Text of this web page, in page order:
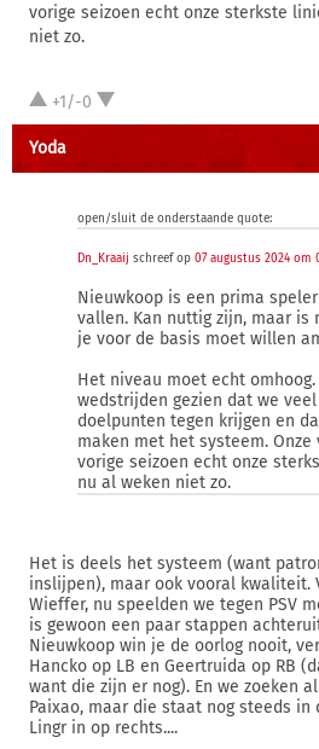
vorige seizoen echt onze sterkste
niet zo.
+1/-0
Yoda
open/sluit de onderstaande quote:
Dn_Kraaij schreef op 07 augustus 2024 om
Nieuwkoop is een prima
vallen. Kan nuttig zijn, maar is
je voor de basis moet willen
Het niveau moet echt
wedstrijden gezien dat we
doelpunten tegen krijgen en
maken met het systeem. Onze
vorige seizoen echt onze
nu al weken niet zo.
Het is deels het systeem (want
inslijpen), maar ook vooral kwaliteit.
Wieffer, nu speelden we tegen PSV
is gewoon een paar stappen
Nieuwkoop win je de oorlog nooit,
Hancko op LB en Geertruida op RB
want die zijn er nog). En we zoeken
Paixao, maar die staat nog steeds in
Lingr in op rechts....